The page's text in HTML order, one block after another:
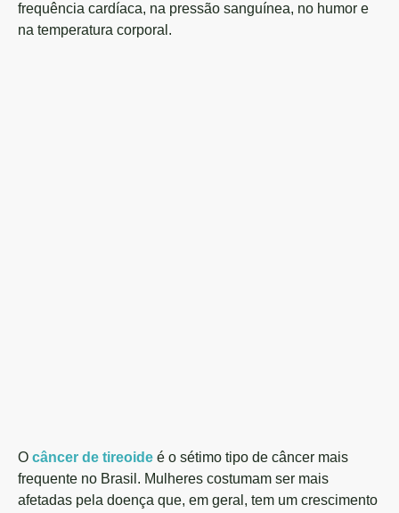
frequência cardíaca, na pressão sanguínea, no humor e
na temperatura corporal.
O câncer de tireoide é o sétimo tipo de câncer mais
frequente no Brasil. Mulheres costumam ser mais
afetadas pela doença que, em geral, tem um crescimento